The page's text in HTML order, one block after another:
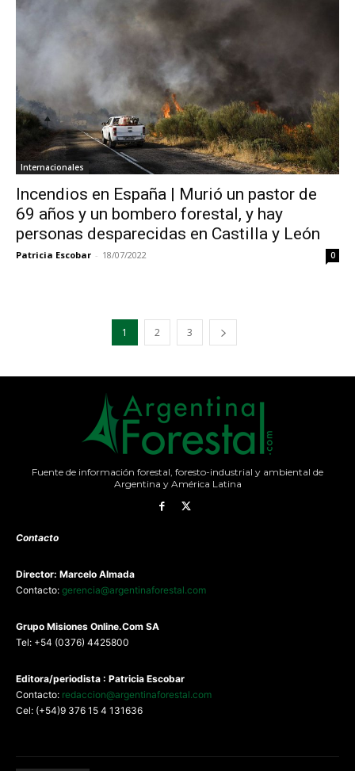
Internacionales
Incendios en España | Murió un pastor de
69 años y un bombero forestal, y hay
personas desparecidas en Castilla y León
Patricia Escobar - 18/07/2022 0
1 2 3
Fuente de información forestal, foresto-industrial y ambiental de
Argentina y América Latina
Contacto
Director: Marcelo Almada
Contacto: gerencia@argentinaforestal.com
Grupo Misiones Online.Com SA
Tel: +54 (0376) 4425800
Editora/periodista : Patricia Escobar
Contacto: redaccion@argentinaforestal.com
Cel: (+54)9 376 15 4 131636